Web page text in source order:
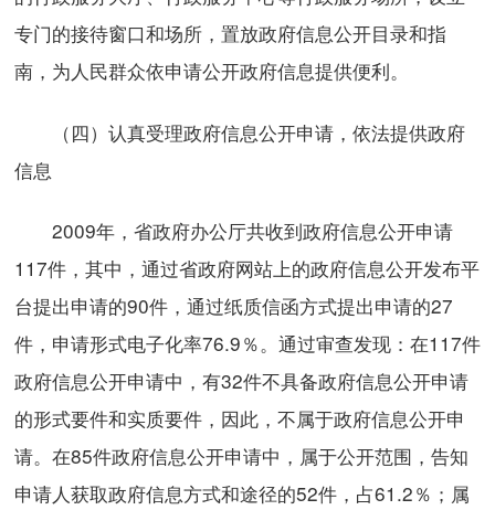
专门的接待窗口和场所，置放政府信息公开目录和指
南，为人民群众依申请公开政府信息提供便利。
（四）认真受理政府信息公开申请，依法提供政府
信息
2009年，省政府办公厅共收到政府信息公开申请
117件，其中，通过省政府网站上的政府信息公开发布平
台提出申请的90件，通过纸质信函方式提出申请的27
件，申请形式电子化率76.9％。通过审查发现：在117件
政府信息公开申请中，有32件不具备政府信息公开申请
的形式要件和实质要件，因此，不属于政府信息公开申
请。在85件政府信息公开申请中，属于公开范围，告知
申请人获取政府信息方式和途径的52件，占61.2％；属